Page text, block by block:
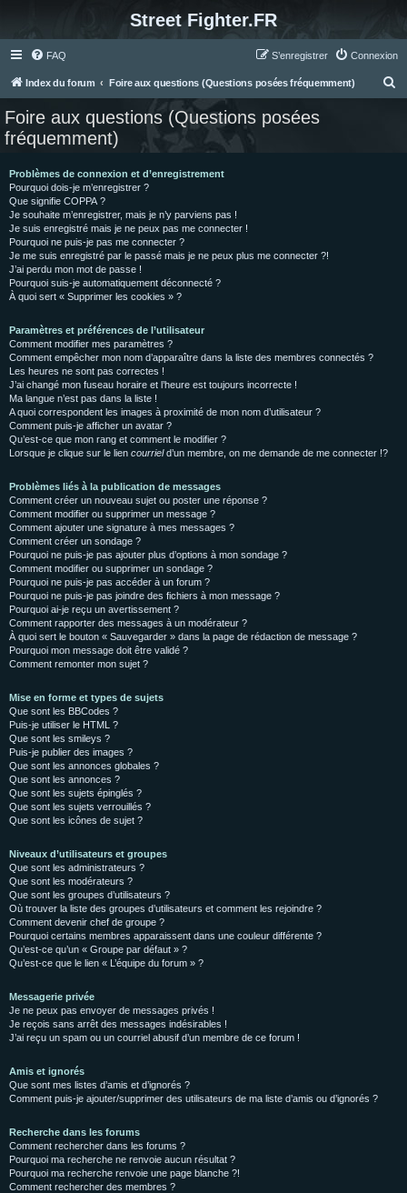
Street Fighter.FR
FAQ Connexion
S’enregistrer
Index du forum Foire aux questions (Questions posées fréquemment)
Foire aux questions (Questions posées
fréquemment)
Problèmes de connexion et d’enregistrement
Pourquoi dois-je m’enregistrer ?
Que signifie COPPA ?
Je souhaite m’enregistrer, mais je n’y parviens pas !
Je suis enregistré mais je ne peux pas me connecter !
Pourquoi ne puis-je pas me connecter ?
Je me suis enregistré par le passé mais je ne peux plus me connecter ?!
J’ai perdu mon mot de passe !
Pourquoi suis-je automatiquement déconnecté ?
À quoi sert « Supprimer les cookies » ?
Paramètres et préférences de l’utilisateur
Comment modifier mes paramètres ?
Comment empêcher mon nom d’apparaître dans la liste des membres connectés ?
Les heures ne sont pas correctes !
J’ai changé mon fuseau horaire et l’heure est toujours incorrecte !
Ma langue n’est pas dans la liste !
A quoi correspondent les images à proximité de mon nom d’utilisateur ?
Comment puis-je afficher un avatar ?
Qu’est-ce que mon rang et comment le modifier ?
Lorsque je clique sur le lien courrield’un membre, on me demande de me connecter !?
Problèmes liés à la publication de messages
Comment créer un nouveau sujet ou poster une réponse ?
Comment modifier ou supprimer un message ?
Comment ajouter une signature à mes messages ?
Comment créer un sondage ?
Pourquoi ne puis-je pas ajouter plus d’options à mon sondage ?
Comment modifier ou supprimer un sondage ?
Pourquoi ne puis-je pas accéder à un forum ?
Pourquoi ne puis-je pas joindre des fichiers à mon message ?
Pourquoi ai-je reçu un avertissement ?
Comment rapporter des messages à un modérateur ?
À quoi sert le bouton « Sauvegarder » dans la page de rédaction de message ?
Pourquoi mon message doit être validé ?
Comment remonter mon sujet ?
Mise en forme et types de sujets
Que sont les BBCodes ?
Puis-je utiliser le HTML ?
Que sont les smileys ?
Puis-je publier des images ?
Que sont les annonces globales ?
Que sont les annonces ?
Que sont les sujets épinglés ?
Que sont les sujets verrouillés ?
Que sont les icônes de sujet ?
Niveaux d’utilisateurs et groupes
Que sont les administrateurs ?
Que sont les modérateurs ?
Que sont les groupes d’utilisateurs ?
Où trouver la liste des groupes d’utilisateurs et comment les rejoindre ?
Comment devenir chef de groupe ?
Pourquoi certains membres apparaissent dans une couleur différente ?
Qu’est-ce qu’un « Groupe par défaut » ?
Qu’est-ce que le lien « L’équipe du forum » ?
Messagerie privée
Je ne peux pas envoyer de messages privés !
Je reçois sans arrêt des messages indésirables !
J’ai reçu un spam ou un courriel abusif d’un membre de ce forum !
Amis et ignorés
Que sont mes listes d’amis et d’ignorés ?
Comment puis-je ajouter/supprimer des utilisateurs de ma liste d’amis ou d’ignorés ?
Recherche dans les forums
Comment rechercher dans les forums ?
Pourquoi ma recherche ne renvoie aucun résultat ?
Pourquoi ma recherche renvoie une page blanche ?!
Comment rechercher des membres ?